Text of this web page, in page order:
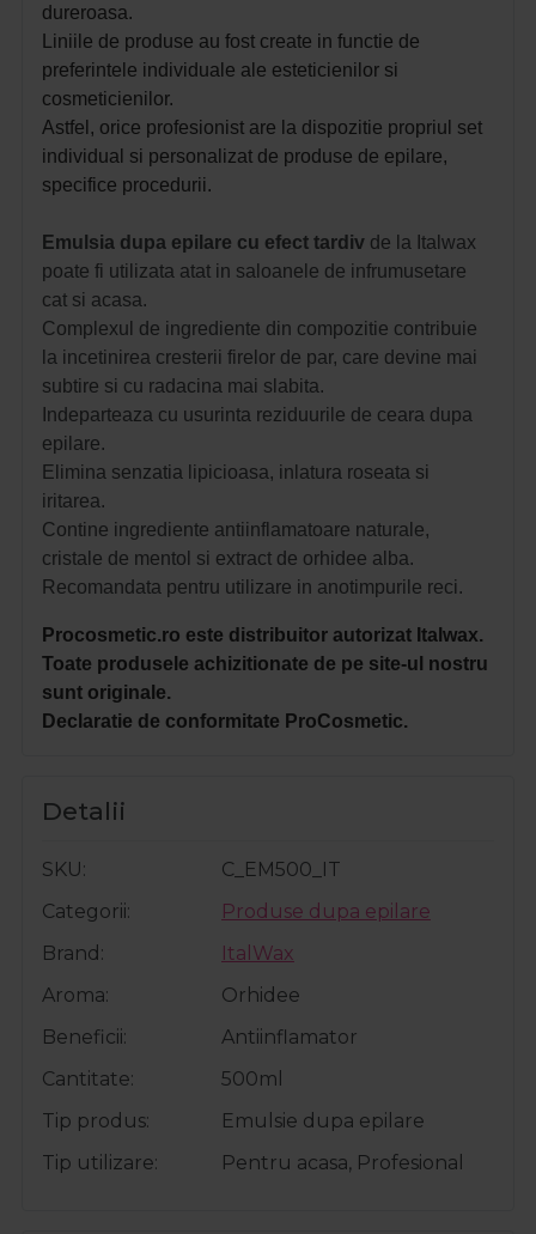
dureroasa.
Liniile de produse au fost create in functie de
preferintele individuale ale esteticienilor si
cosmeticienilor.
Astfel, orice profesionist are la dispozitie propriul set
individual si personalizat de produse de epilare,
specifice procedurii.
Emulsia dupa epilare cu efect tardiv de la Italwax
poate fi utilizata atat in saloanele de infrumusetare
cat si acasa.
Complexul de ingrediente din compozitie contribuie
la incetinirea cresterii firelor de par, care devine mai
subtire si cu radacina mai slabita.
Indeparteaza cu usurinta reziduurile de ceara dupa
epilare.
Elimina senzatia lipicioasa, inlatura roseata si
iritarea.
Contine ingrediente antiinflamatoare naturale,
cristale de mentol si extract de orhidee alba.
Recomandata pentru utilizare in anotimpurile reci.
Procosmetic.ro este distribuitor autorizat Italwax.
Toate produsele achizitionate de pe site-ul nostru
sunt originale.
Declaratie de conformitate ProCosmetic.
Detalii
SKU
C_EM500_IT
Categorii
Produse dupa epilare
Brand
ItalWax
Aroma
Orhidee
Beneficii
Antiinflamator
Cantitate
500ml
Tip produs
Emulsie dupa epilare
Tip utilizare
Pentru acasa, Profesional